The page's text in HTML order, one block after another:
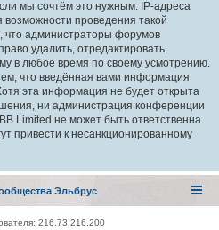
мы сочтём это нужным. IP-адреса
проведения такой
что администраторы форумов
удалить, отредактировать,
в любое время по своему усмотрению.
что введённая вами информация
эта информация не будет открыта
ни администрация конференции
Limited не может быть ответственна
привести к несанкционированному
Эльбрус
216.73.216.200